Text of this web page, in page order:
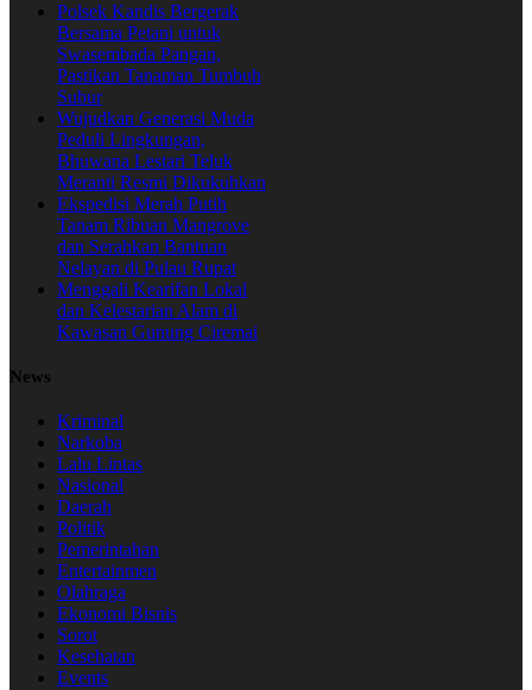
Polsek Kandis Bergerak
Bersama Petani untuk
Swasembada Pangan,
Pastikan Tanaman Tumbuh
Subur
Wujudkan Generasi Muda
Peduli Lingkungan,
Bhuwana Lestari Teluk
Meranti Resmi Dikukuhkan
Ekspedisi Merah Putih
Tanam Ribuan Mangrove
dan Serahkan Bantuan
Nelayan di Pulau Rupat
Menggali Kearifan Lokal
dan Kelestarian Alam di
Kawasan Gunung Ciremai
News
Kriminal
Narkoba
Lalu Lintas
Nasional
Daerah
Politik
Pemerintahan
Entertainmen
Olahraga
Ekonomi Bisnis
Sorot
Kesehatan
Events